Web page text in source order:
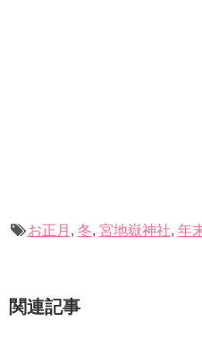
お正月 , 冬, 宮地嶽神社, 年
関連記事